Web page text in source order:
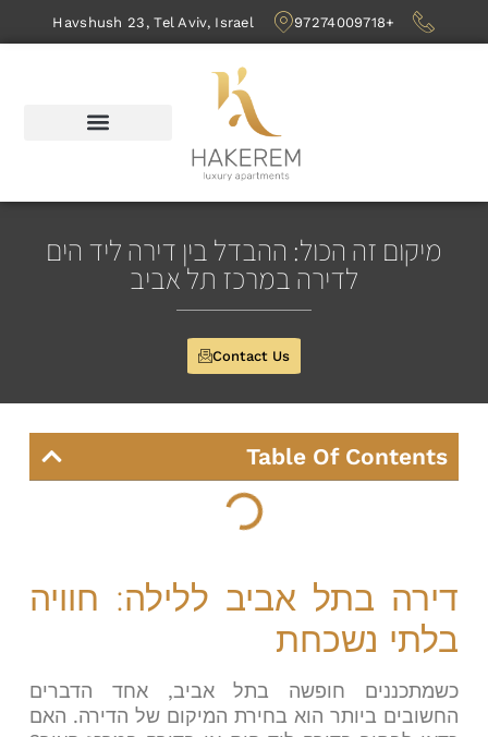
+97274009718
Havshush 23, Tel Aviv, Israel
מיקום זה הכול: ההבדל בין דירה ליד הים
לדירה במרכז תל אביב
Contact Us
Table Of Contents
דירה בתל אביב ללילה: חוויה
בלתי נשכחת
כשמתכננים חופשה בתל אביב, אחד הדברים
החשובים ביותר הוא בחירת המיקום של הדירה. האם